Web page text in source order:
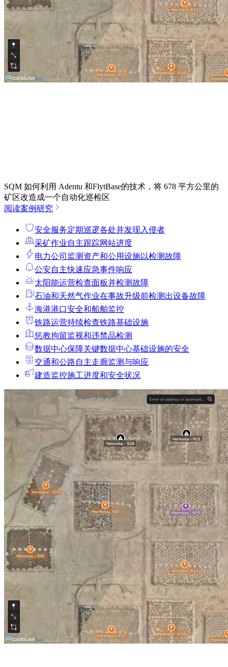
SQM 如何利用 Adentu 和FlytBase的技术，将 678 平方公里的
矿区改造成一个自动化巡检区
阅读案例研究
安全服务定期巡逻各处并发现入侵者
采矿作业自主跟踪网站进度
电力公司 监测资产和公用设施以检测故障
公安自主快速应急事件响应
太阳能运营检查面板并检测故障
石油和天然气作业在事故升级前检测出设备故障
海港港口安全和船舶监控
铁路运营持续检查铁路基础设施
惩教拘留监视和违禁品检测
数据中心保障关键数据中心基础设施的安全
交通和公路自主走廊监测与响应
建造监控施工进度和安全状况